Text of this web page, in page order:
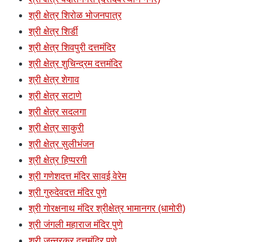
श्री क्षेत्र शिरोळ भोजनपात्र
श्री क्षेत्र शिर्डी
श्री क्षेत्र शिवपुरी दत्तमंदिर
श्री क्षेत्र शुचिन्द्रम दत्तमंदिर
श्री क्षेत्र शेगाव
श्री क्षेत्र सटाणे
श्री क्षेत्र सदलगा
श्री क्षेत्र साकुरी
श्री क्षेत्र सुलीभंजन
श्री क्षेत्र हिप्परगी
श्री गणेशदत्त मंदिर सावई वेरेम
श्री गुरुदेवदत्त मंदिर पुणे
श्री गोरक्षनाथ मंदिर श्रीक्षेत्र भामानगर (धामोरी)
श्री जंगली महाराज मंदिर पुणे